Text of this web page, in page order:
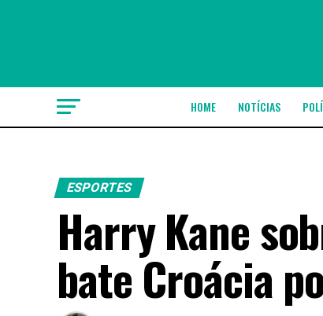
HOME NOTÍCIAS
ESPORTES
Harry Kane
bate Croácia